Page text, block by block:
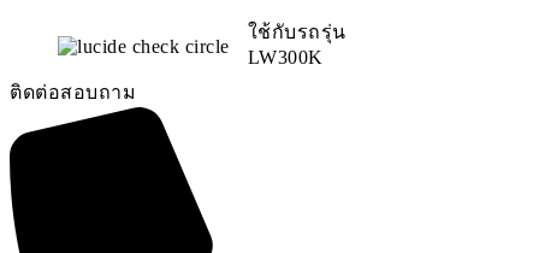
ใช้กับรถรุ่น
LW300K
ติดต่อสอบถาม